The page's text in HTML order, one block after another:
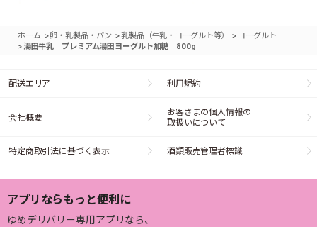
ホーム >卵・乳製品・パン >乳製品（牛乳・ヨーグルト等） > ヨーグルト
>湯田牛乳 プレミアム湯田ヨーグルト加糖 800g
配送エリア 利用規約
会社概要
お客さまの個人情報の
取扱いについて
特定商取引法に基づく表示 酒類販売管理者標識
アプリならもっと便利に
ゆめデリバリー専用アプリなら、